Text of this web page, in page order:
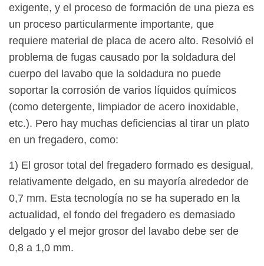
exigente, y el proceso de formación de una pieza es
un proceso particularmente importante, que
requiere material de placa de acero alto. Resolvió el
problema de fugas causado por la soldadura del
cuerpo del lavabo que la soldadura no puede
soportar la corrosión de varios líquidos químicos
(como detergente, limpiador de acero inoxidable,
etc.). Pero hay muchas deficiencias al tirar un plato
en un fregadero, como:
1) El grosor total del fregadero formado es desigual,
relativamente delgado, en su mayoría alrededor de
0,7 mm. Esta tecnología no se ha superado en la
actualidad, el fondo del fregadero es demasiado
delgado y el mejor grosor del lavabo debe ser de
0,8 a 1,0 mm.